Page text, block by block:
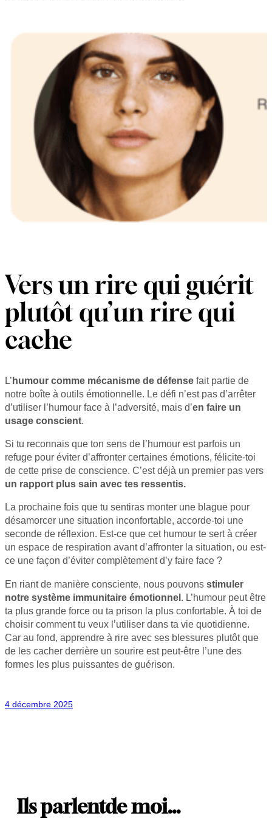
Vers un rire qui guérit
plutôt qu’un rire qui
cache
L’humour comme mécanisme de défense fait partie de
notre boîte à outils émotionnelle. Le défi n’est pas d’arrêter
d’utiliser l’humour face à l’adversité, mais d’en faire un
usage conscient.
Si tu reconnais que ton sens de l’humour est parfois un
refuge pour éviter d’affronter certaines émotions, félicite-toi
de cette prise de conscience. C’est déjà un premier pas vers
un rapport plus sain avec tes ressentis.
La prochaine fois que tu sentiras monter une blague pour
désamorcer une situation inconfortable, accorde-toi une
seconde de réflexion. Est-ce que cet humour te sert à créer
un espace de respiration avant d’affronter la situation, ou est-
ce une façon d’éviter complètement d’y faire face ?
En riant de manière consciente, nous pouvons stimuler
notre système immunitaire émotionnel . L’humour peut être
ta plus grande force ou ta prison la plus confortable. À toi de
choisir comment tu veux l’utiliser dans ta vie quotidienne.
Car au fond, apprendre à rire avec ses blessures plutôt que
de les cacher derrière un sourire est peut-être l’une des
formes les plus puissantes de guérison.
4 décembre 2025
Ils parlentde moi…